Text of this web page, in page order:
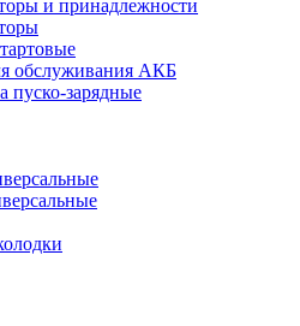
и принадлежности
обслуживания АКБ
пуско-зарядные